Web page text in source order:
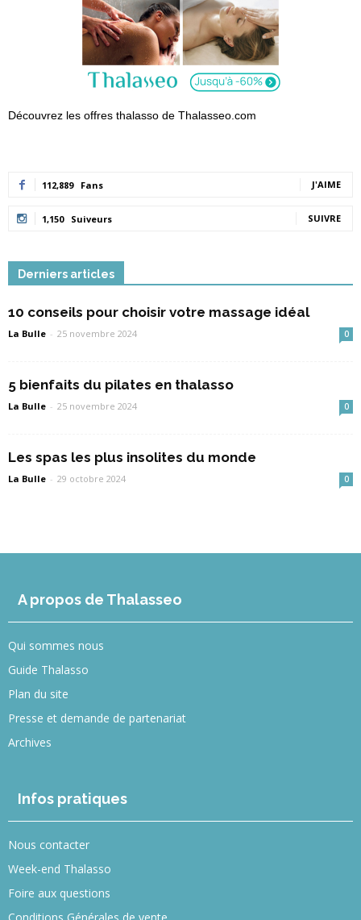
Découvrez les offres thalasso de Thalasseo.com
112,889 Fans J'AIME
1,150 Suiveurs SUIVRE
Derniers articles
10 conseils pour choisir votre massage idéal
La Bulle - 25 novembre 2024 0
5 bienfaits du pilates en thalasso
La Bulle - 25 novembre 2024 0
Les spas les plus insolites du monde
La Bulle - 29 octobre 2024 0
A propos de Thalasseo
Qui sommes nous
Guide Thalasso
Plan du site
Presse et demande de partenariat
Archives
Infos pratiques
Nous contacter
Week-end Thalasso
Foire aux questions